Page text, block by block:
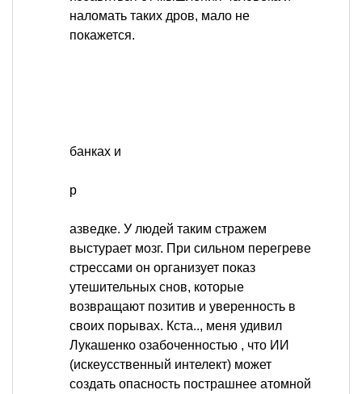
наломать таких дров, мало не
покажется.
банках и
р
азведке. У людей таким стражем
выстурает мозг. При сильном перегреве
стрессами он организует показ
утешительных снов, которые
возвращают позитив и уверенность в
своих порывах. Кста.., меня удивил
Лукашенко озабоченностью , что ИИ
(искеусственный интелект) может
создать опасность пострашнее атомной